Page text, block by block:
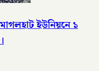
ইউনিয়নে ১